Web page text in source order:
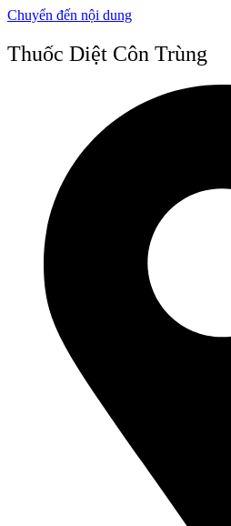
Chuyển đến nội dung
Thuốc Diệt Côn Trùng